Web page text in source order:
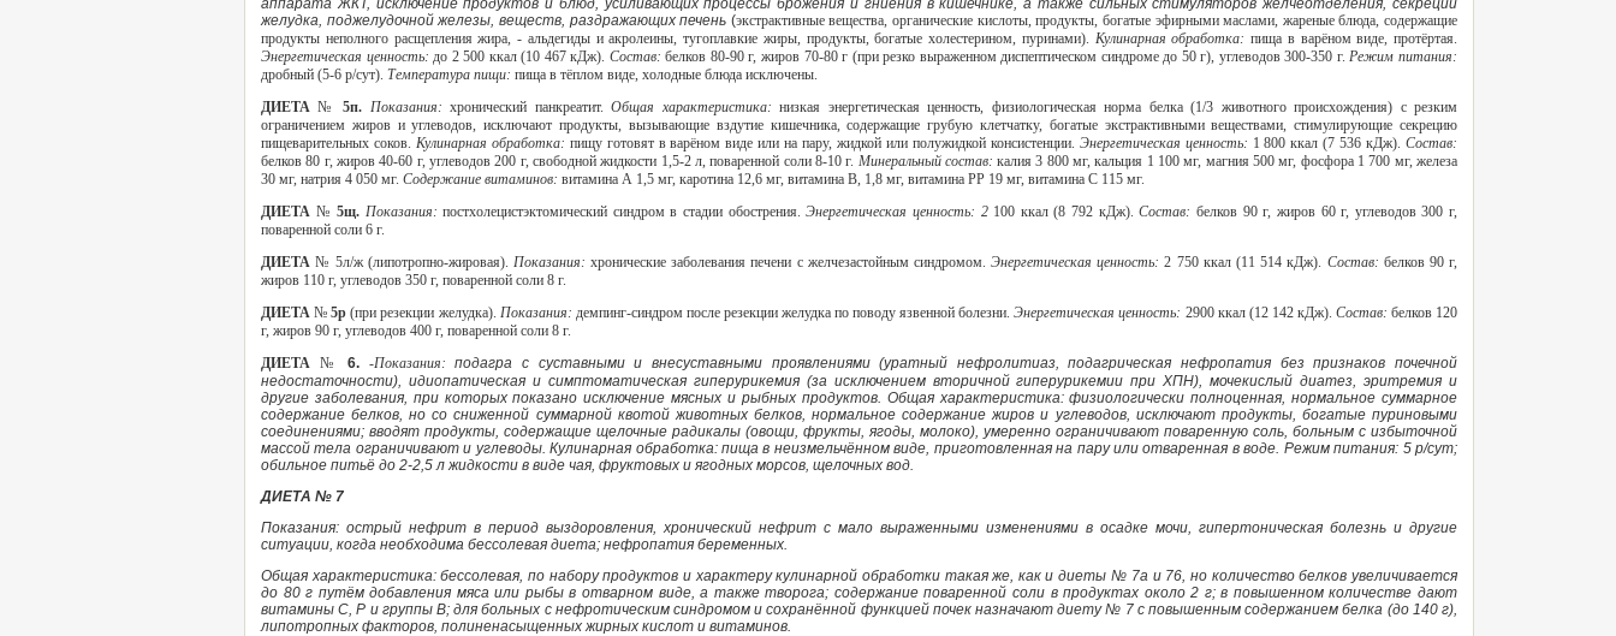
аппарата ЖКТ, исключение продуктов и блюд, усиливающих процессы брожения и гниения в кишечнике, а также сильных стимуляторов желчеотделения, секреции
желудка, поджелудочной железы, веществ, раздражающих печень (экстрактивные вещества, органические кислоты, продукты, богатые эфирными маслами, жареные блюда, содержащие
продукты неполного расщепления жира, - альдегиды и акролеины, тугоплавкие жиры, продукты, богатые холестерином, пуринами). Кулинарная обработка: пища в варёном виде, протёртая.
Энергетическая ценность:до 2 500 ккал (10 467 кДж). Состав:белков 80-90 г, жиров 70-80 г (при резко выраженном диспептическом синдроме до 50 г), углеводов 300-350 г.Режим питания:
дробный (5-6 р/сут). Температура пищи: пища в тёплом виде, холодные блюда исключены.
ДИЕТА№5п. Показания:хронический панкреатит.Общая характеристика:низкая энергетическая ценность, физиологическая норма белка (1/3 животного происхождения) с резким
ограничением жиров и углеводов, исключают продукты, вызывающие вздутие кишечника, содержащие грубую клетчатку, богатые экстрактивными веществами, стимулирующие секрецию
пищеварительных соков. Кулинарная обработка: пищу готовят в варёном виде или на пару, жидкой или полужидкой консистенции. Энергетическая ценность: 1 800 ккал (7 536 кДж).Состав:
белков 80 г, жиров 40-60 г, углеводов 200 г, свободной жидкости 1,5-2 л, поваренной соли 8-10 г. Минеральный состав:калия 3 800 мг, кальция 1 100 мг, магния 500 мг, фосфора 1 700 мг, железа
30 мг, натрия 4 050 мг. Содержание витаминов: витамина А 1,5 мг, каротина 12,6 мг, витамина В, 1,8 мг, витамина РР 19 мг, витамина С 115 мг.
ДИЕТА № 5щ. Показания:постхолецистэктомический синдром в стадии обострения.Энергетическая ценность: 2 100 ккал (8 792 кДж).Состав:белков 90 г, жиров 60 г, углеводов 300 г,
поваренной соли 6 г.
ДИЕТА№ 5л/ж (липотропно-жировая). Показания:хронические заболевания печени с желчезастойным синдромом.Энергетическая ценность:2 750 ккал (11 514 кДж). Состав: белков 90 г,
жиров 110 г, углеводов 350 г, поваренной соли 8 г.
ДИЕТА№5р(при резекции желудка). Показания: демпинг-синдром после резекции желудка по поводу язвенной болезни.Энергетическая ценность: 2900 ккал (12 142 кДж). Состав:белков 120
г, жиров 90 г, углеводов 400 г, поваренной соли 8 г.
ДИЕТА № 6. -Показания:подагра с суставными и внесуставными проявлениями (уратный нефролитиаз, подагрическая нефропатия без признаков почечной
недостаточности), идиопатическая и симптоматическая гиперурикемия (за исключением вторичной гиперурикемии при ХПН), мочекислый диатез, эритремия и
другие заболевания, при которых показано исключение мясных и рыбных продуктов. Общая характеристика: физиологически полноценная, нормальное суммарное
содержание белков, но со сниженной суммарной квотой животных белков, нормальное содержание жиров и углеводов, исключают продукты, богатые пуриновыми
соединениями; вводят продукты, содержащие щелочные радикалы (овощи, фрукты, ягоды, молоко), умеренно ограничивают поваренную соль, больным с избыточной
массой тела ограничивают и углеводы. Кулинарная обработка: пища в неизмельчённом виде, приготовленная на пару или отваренная в воде. Режим питания: 5 р/сут;
обильное питьё до 2-2,5 л жидкости в виде чая, фруктовых и ягодных морсов, щелочных вод.
ДИЕТА № 7
Показания: острый нефрит в период выздоровления, хронический нефрит с мало выраженными изменениями в осадке мочи, гипертоническая болезнь и другие
ситуации, когда необходима бессолевая диета; нефропатия беременных.
Общая характеристика: бессолевая, по набору продуктов и характеру кулинарной обработки такая же, как и диеты № 7а и 76, но количество белков увеличивается
до 80 г путём добавления мяса или рыбы в отварном виде, а также творога; содержание поваренной соли в продуктах около 2 г; в повышенном количестве дают
витамины С, Р и группы В; для больных с нефротическим синдромом и сохранённой функцией почек назначают диету № 7 с повышенным содержанием белка (до 140 г),
липотропных факторов, полиненасыщенных жирных кислот и витаминов.